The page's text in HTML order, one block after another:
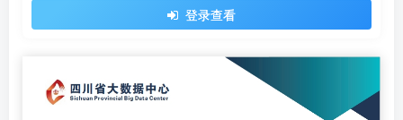
登录查看